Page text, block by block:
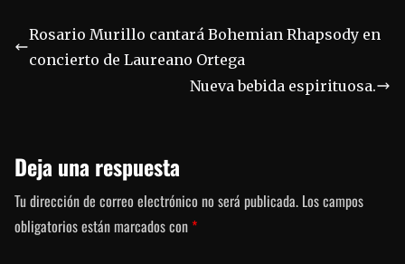
Rosario Murillo cantará Bohemian Rhapsody en
concierto de Laureano Ortega
Nueva bebida espirituosa.
Deja una respuesta
Tu dirección de correo electrónico no será publicada. Los campos
obligatorios están marcados con *